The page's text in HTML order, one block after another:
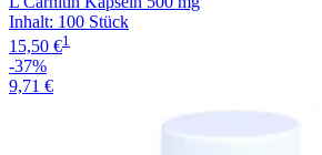
Inhalt: 100 Stück
15,50 €1
-37%
9,71 €